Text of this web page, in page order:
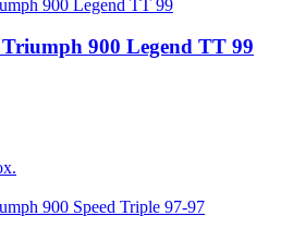
900 Legend TT 99